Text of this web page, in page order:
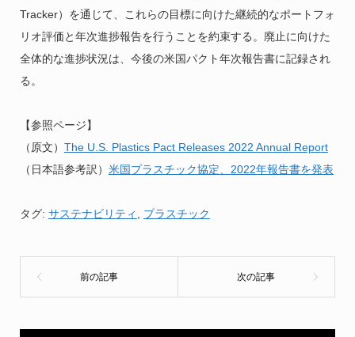
Tracker）を通じて、これらの目標に向けた継続的なポートフォ
リオ評価と年次進捗報告を行うことを約束する。廃止に向けた
全体的な進捗状況は、今後の米国パクト年次報告書に記録され
る。
【参照ページ】
（原文） The U.S. Plastics Pact Releases 2022 Annual Report
（日本語参考訳） 米国プラスチック協定、2022年報告書を発表
タグ: サステナビリティ プラスチック